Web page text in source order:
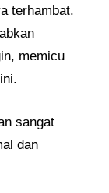
terhambat.
memicu
sangat
dan